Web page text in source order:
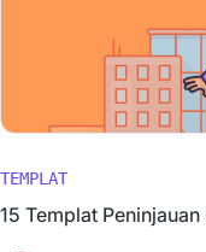
TEMPLAT
15 Templat